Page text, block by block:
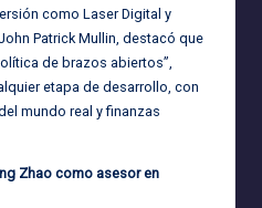
como Laser Digital y
Patrick Mullin, destacó que
de brazos abiertos”,
etapa de desarrollo, con
mundo real y finanzas
Zhao como asesor en